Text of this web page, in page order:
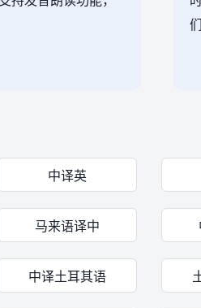
中译英
马来语译中
中译土耳其语